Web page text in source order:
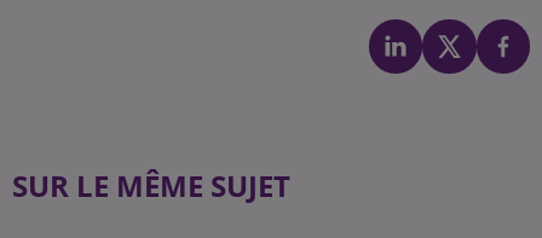
SUR LE MÊME SUJET